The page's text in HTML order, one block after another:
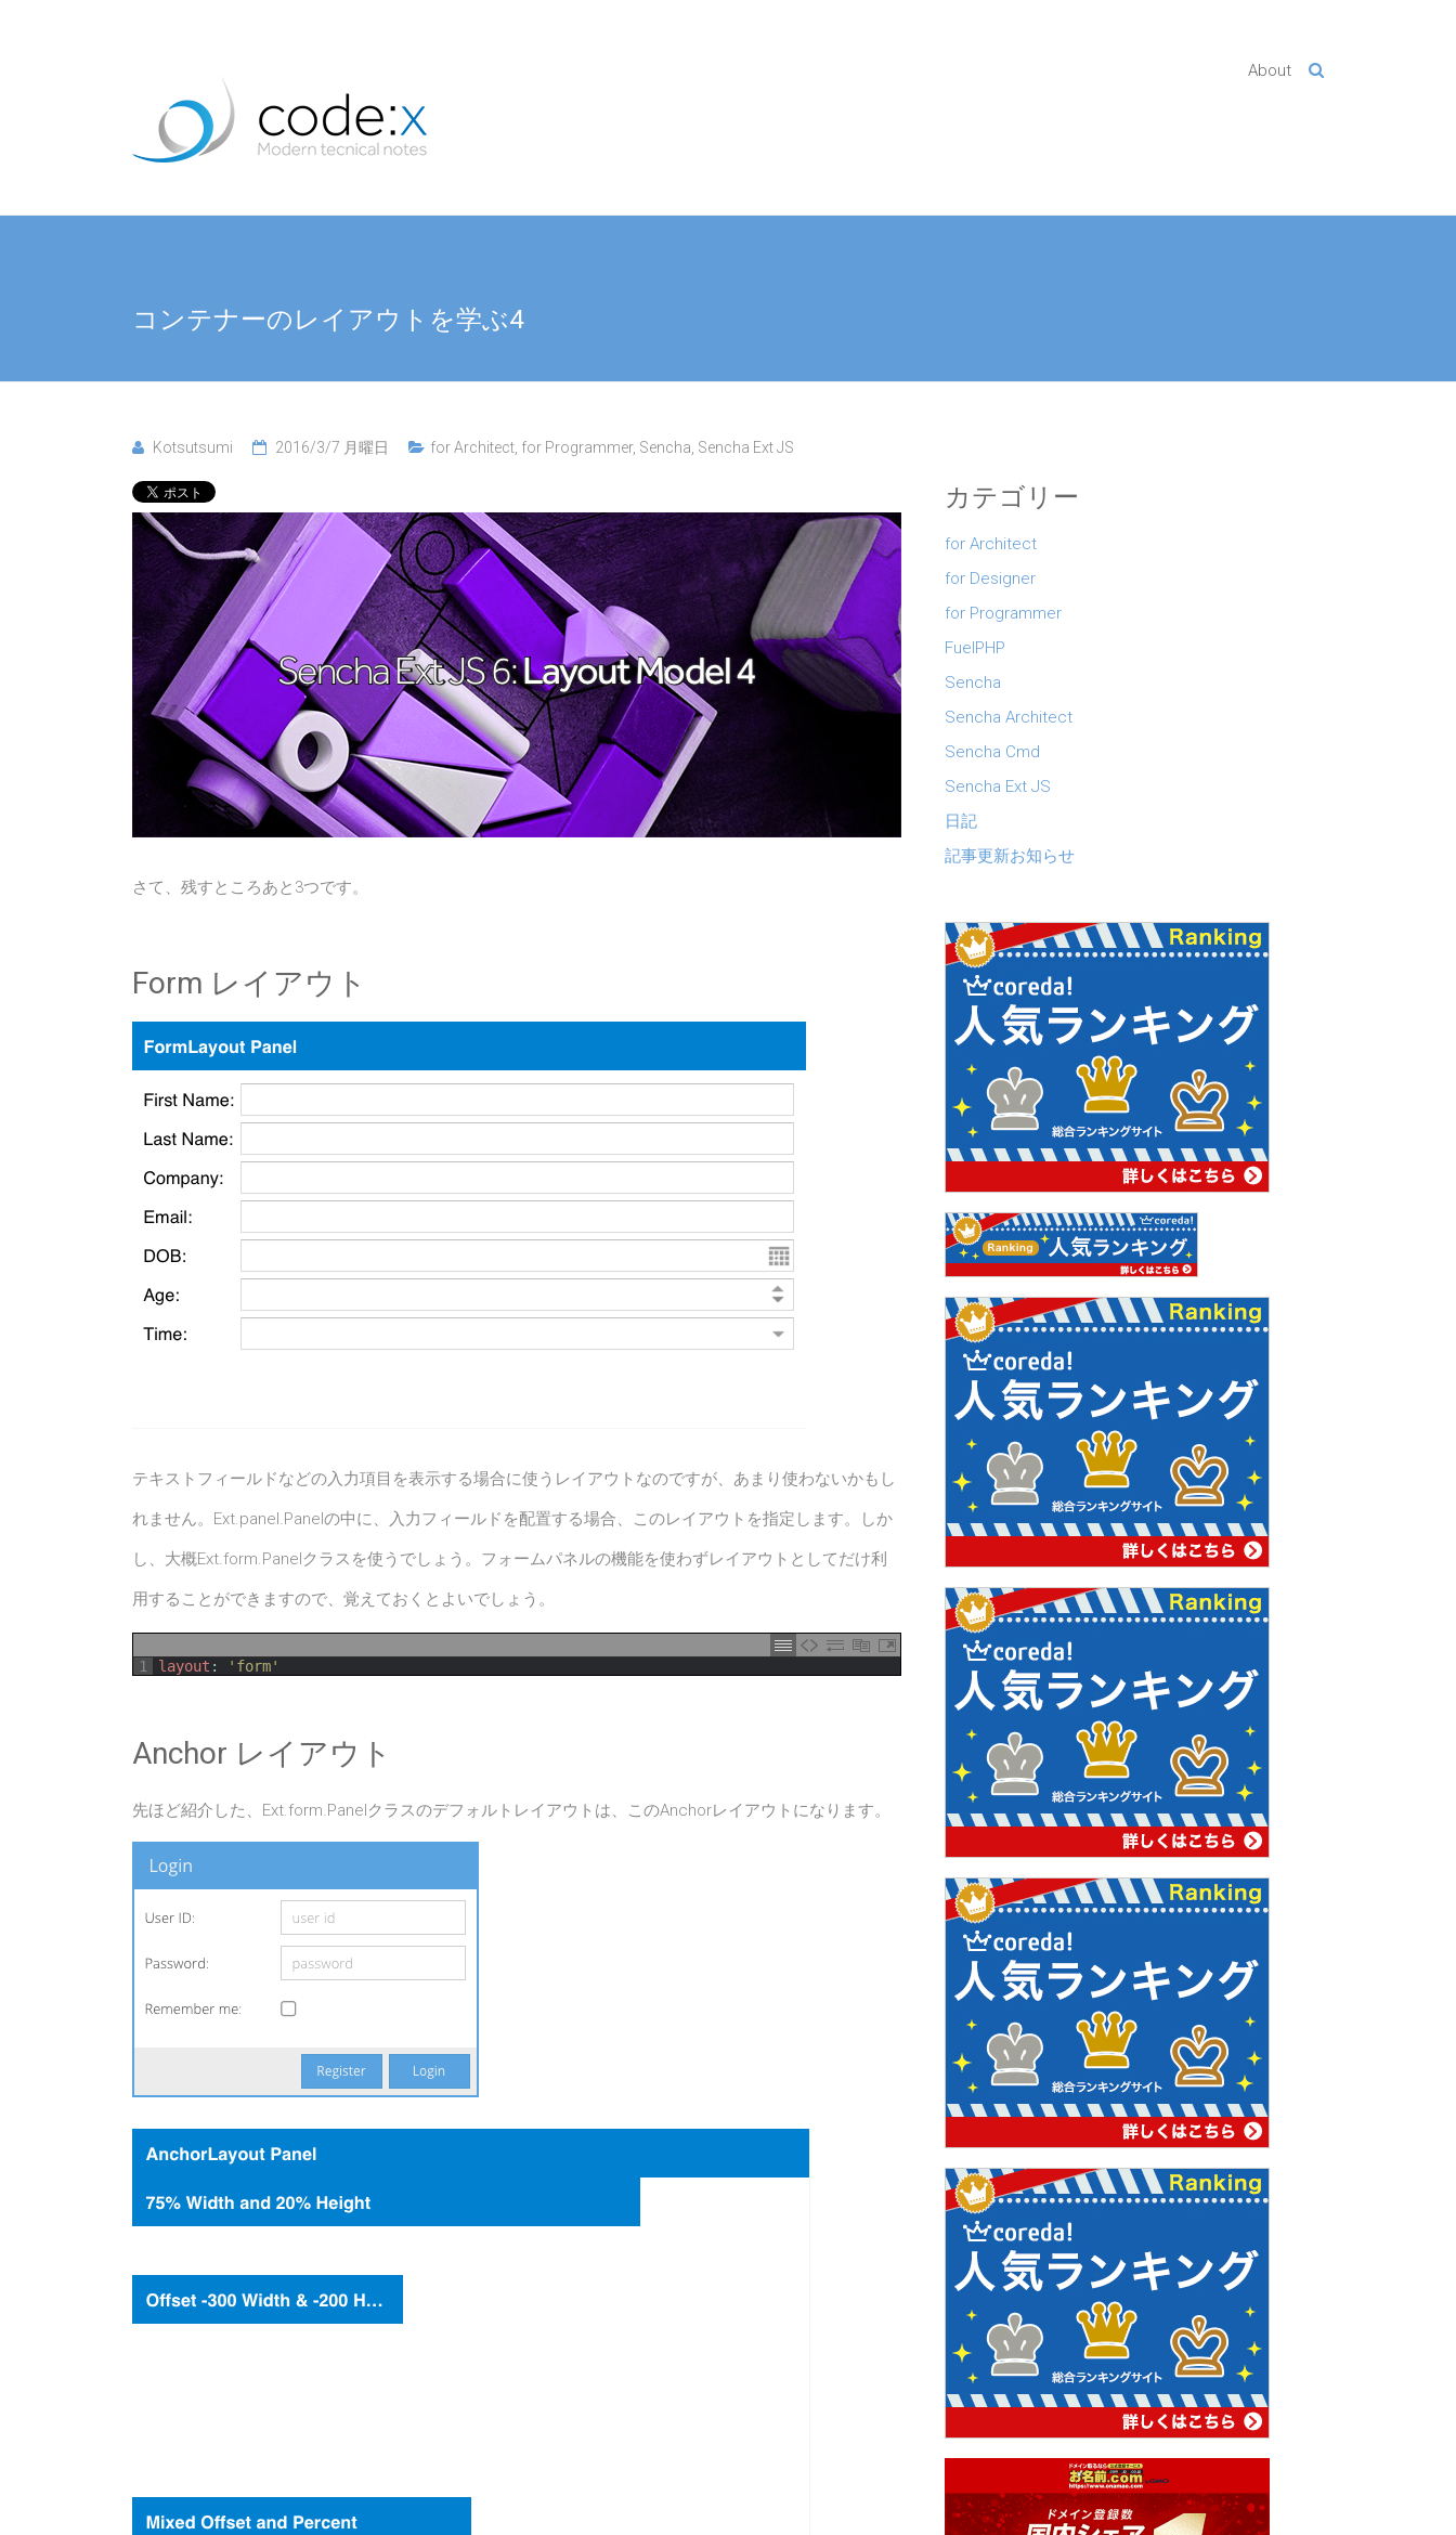
About
コンテナーのレイアウトを学ぶ4
Kotsutsumi 2016/3/7 月曜日 for Architect for Programmer, Sencha Sencha Ext JS
さて、残すところあと3つです。
Form レイアウト
テキストフィールドなどの入力項目を表示する場合に使うレイアウトなのですが、あまり使わないかもし
れません。Ext.panel.Panelの中に、入力フィールドを配置する場合、このレイアウトを指定します。しか
し、大概Ext.form.Panelクラスを使うでしょう。フォームパネルの機能を使わずレイアウトとしてだけ利
用することができますので、覚えておくとよいでしょう。
1 layout : 'form'
Anchor レイアウト
先ほど紹介した、Ext.form.Panelクラスのデフォルトレイアウトは、このAnchorレイアウトになります。
カテゴリー
for Architect
for Designer
for Programmer
FuelPHP
Sencha
Sencha Architect
Sencha Cmd
Sencha Ext JS
日記
記事更新お知らせ